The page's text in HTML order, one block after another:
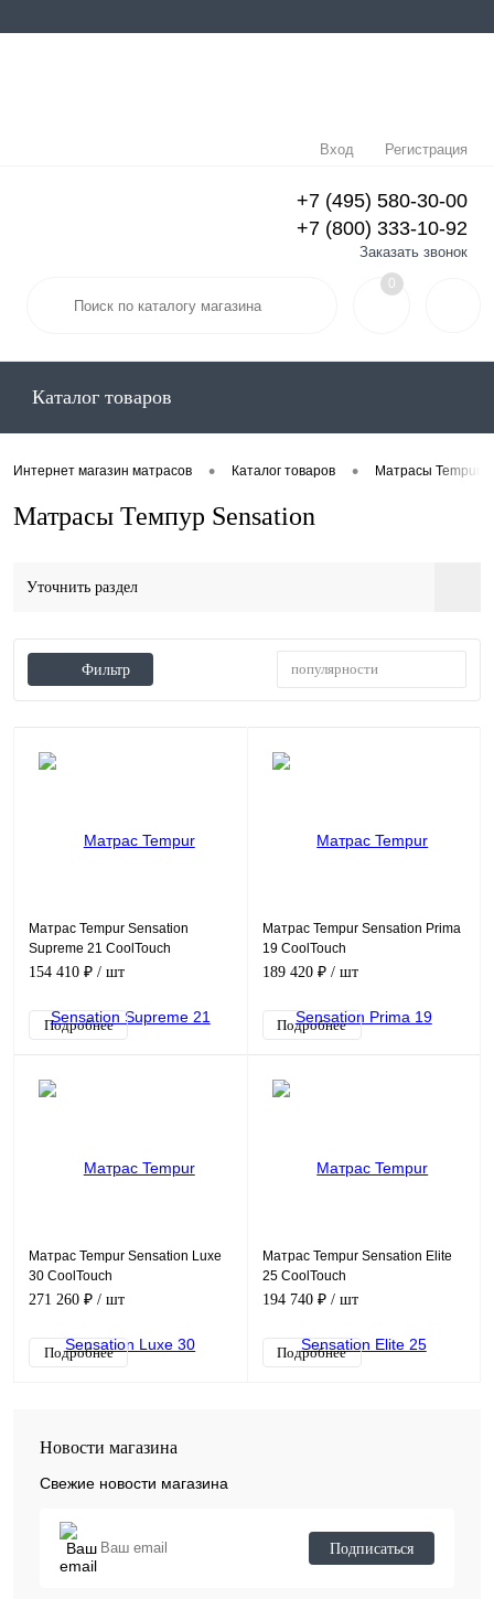
Вход Регистрация
+7 (495) 580-30-00
+7 (800) 333-10-92
Заказать звонок
0
Каталог товаров
Интернет магазин матрасов • Каталог товаров • Матрасы Tempur
Матрасы Темпур Sensation
Уточнить раздел
Фильтр популярности
Матрас Tempur Sensation
Supreme 21 CoolTouch
154 410 ₽ / шт
Подробнее
Матрас Tempur Sensation Prima
19 CoolTouch
189 420 ₽ / шт
Подробнее
Матрас Tempur Sensation Luxe
30 CoolTouch
271 260 ₽ / шт
Подробнее
Матрас Tempur Sensation Elite
25 CoolTouch
194 740 ₽ / шт
Подробнее
Новости магазина
Свежие новости магазина
Подписаться